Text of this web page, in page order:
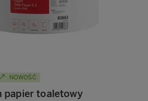
NOWOŚĆ
papier toaletowy